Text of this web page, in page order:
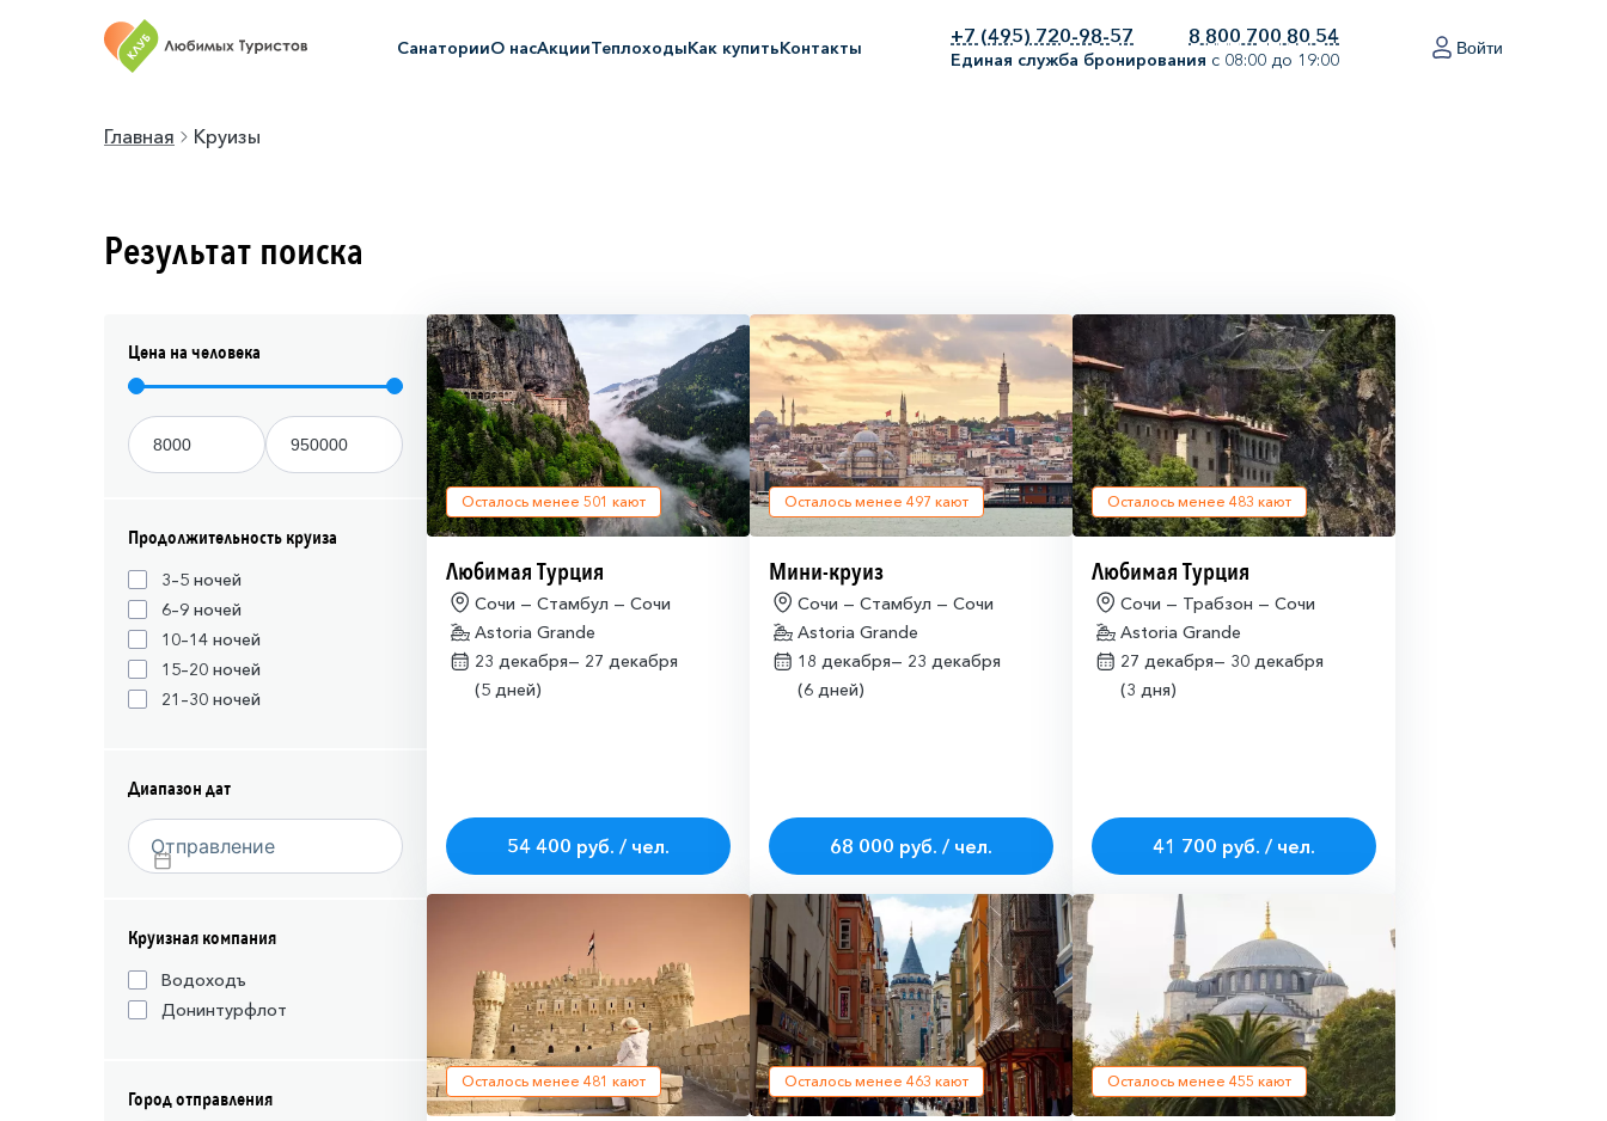
СанаторииО насАкцииТеплоходыКак купитьКонтакты
+7 (495) 720-98-57 8 800 700 80 54
Единая служба бронирования с 08:00 до 19:00
Войти
Главная Круизы
Результат поиска
Цена на человека
Продолжительность круиза
3–5 ночей
6–9 ночей
10–14 ночей
15–20 ночей
21–30 ночей
Диапазон дат
Круизная компания
Водоходъ
Донинтурфлот
Город отправления
Осталось менее 501 кают
Любимая Турция
Сочи — Стамбул — Сочи
Astoria Grande
23 декабря— 27 декабря
(5 дней)
54 400 руб. / чел.
Осталось менее 497 кают
Мини-круиз
Сочи — Стамбул — Сочи
Astoria Grande
18 декабря— 23 декабря
(6 дней)
68 000 руб. / чел.
Осталось менее 483 кают
Любимая Турция
Сочи — Трабзон — Сочи
Astoria Grande
27 декабря— 30 декабря
(3 дня)
41 700 руб. / чел.
Осталось менее 481 кают Осталось менее 463 кают Осталось менее 455 кают